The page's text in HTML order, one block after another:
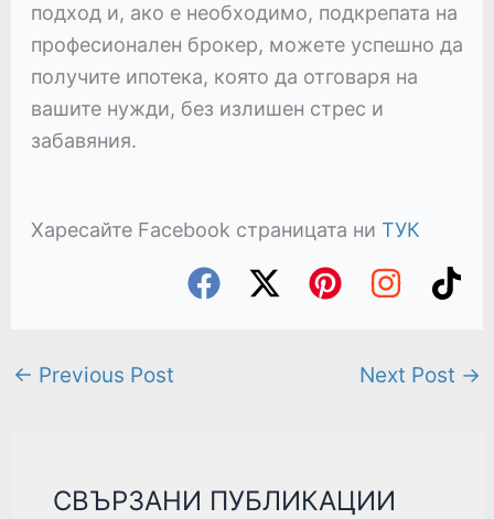
подход и, ако е необходимо, подкрепата на
професионален брокер, можете успешно да
получите ипотека, която да отговаря на
вашите нужди, без излишен стрес и
забавяния.
Харесайте Facebook страницата ни ТУК
← Previous Post Next Post →
СВЪРЗАНИ ПУБЛИКАЦИИ